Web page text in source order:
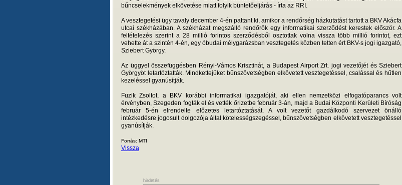
bűncselekmények elkövetése miatt folyik büntetőeljárás - írta az RRI.
A vesztegetési ügy tavaly december 4-én pattant ki, amikor a rendőrség házkutatást tartott a BKV Akácfa
utcai székházában. A székházat megszálló rendőrök egy informatikai szerződést kerestek először. A
feltételezés szerint a 28 millió forintos szerződésből osztottak volna vissza több millió forintot, ezt
vehette át a szintén 4-én, egy óbudai mélygarázsban vesztegetés közben tetten ért BKV-s jogi igazgató,
Sziebert György.
Az üggyel összefüggésben Rényi-Vámos Krisztinát, a Budapest Airport Zrt. jogi vezetőjét és Sziebert
Györgyöt letartóztatták. Mindkettejüket bűnszövetségben elkövetett vesztegetéssel, csalással és hűtlen
kezeléssel gyanúsítják.
Fuzik Zsoltot, a BKV korábbi informatikai igazgatóját, aki ellen nemzetközi elfogatóparancs volt
érvényben, Szegeden fogták el és vették őrizetbe február 3-án, majd a Budai Központi Kerületi Bíróság
február 5-én elrendelte előzetes letartóztatását. A volt vezetőt gazdálkodó szervezet önálló
intézkedésre jogosult dolgozója által kötelességszegéssel, bűnszövetségben elkövetett vesztegetéssel
gyanúsítják.
Forrás: MTI
Vissza
hirdetés